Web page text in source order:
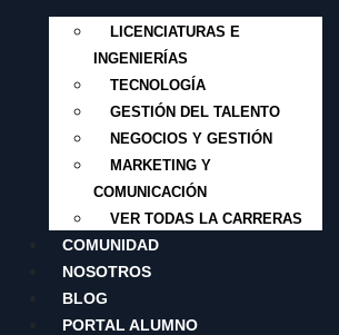
LICENCIATURAS E
INGENIERÍAS
TECNOLOGÍA
GESTIÓN DEL TALENTO
NEGOCIOS Y GESTIÓN
MARKETING Y
COMUNICACIÓN
VER TODAS LA CARRERAS
COMUNIDAD
NOSOTROS
BLOG
PORTAL ALUMNO